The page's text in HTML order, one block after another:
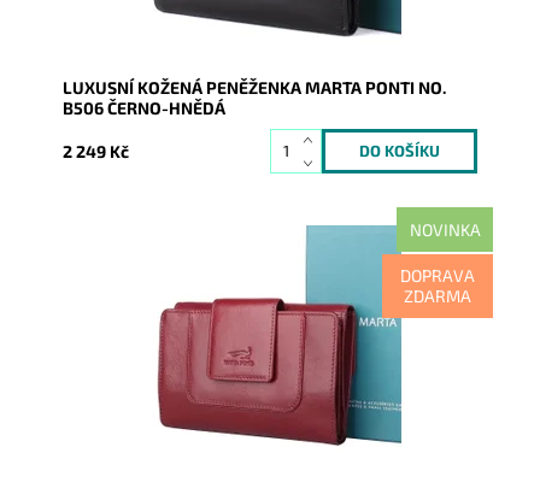
LUXUSNÍ KOŽENÁ PENĚŽENKA MARTA PONTI NO.
B506 ČERNO-HNĚDÁ
2 249 Kč
NOVINKA
DOPRAVA
ZDARMA
Kožená značková dámská peněženka v krásné
tmavěčervené barvě, kde je vidět soulad vzhledu,
luxusu, kvality i...
Skladem
21148
Marta Ponti
2 roky